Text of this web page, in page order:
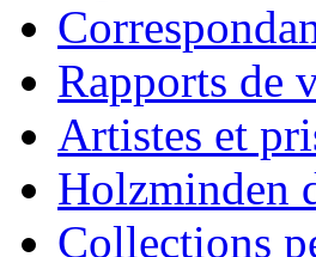
Rapports de
Artistes et
Holzminden
Collections